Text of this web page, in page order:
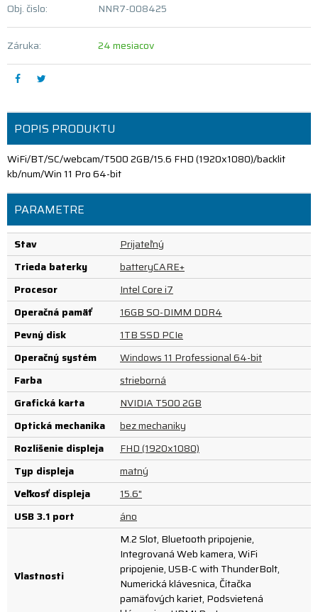
Obj. čislo: NNR7-008425
Záruka: 24 mesiacov
POPIS PRODUKTU
WiFi/BT/SC/webcam/T500 2GB/15.6 FHD (1920x1080)/backlit
kb/num/Win 11 Pro 64-bit
PARAMETRE
Stav
Prijateľný
Trieda baterky
batteryCARE+
Procesor
Intel Core i7
Operačná pamäť
16GB SO-DIMM DDR4
Pevný disk
1TB SSD PCIe
Operačný systém
Windows 11 Professional 64-bit
Farba
strieborná
Grafická karta
NVIDIA T500 2GB
Optická mechanika
bez mechaniky
Rozlíšenie displeja
FHD (1920x1080)
Typ displeja
matný
Veľkosť displeja
15.6"
USB 3.1 port
áno
Vlastnosti
M.2 Slot, Bluetooth pripojenie,
Integrovaná Web kamera, WiFi
pripojenie, USB-C with ThunderBolt,
Numerická klávesnica, Čítačka
pamäťových kariet, Podsvietená